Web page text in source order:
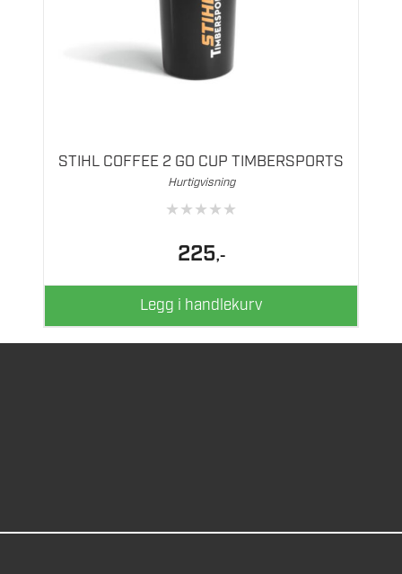
STIHL COFFEE 2 GO CUP TIMBERSPORTS
Hurtigvisning
★★★★★
225,-
Legg i handlekurv